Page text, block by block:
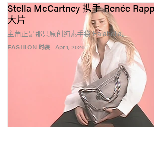
FASHION 时装
Stella McCartney 携手 Renée
大片
主角正是那只原创纯素手袋 Falabella。
Apr 1, 2026